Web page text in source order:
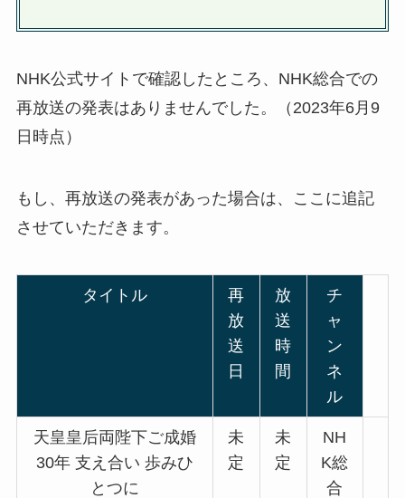
NHK公式サイトで確認したところ、NHK総合での
再放送の発表はありませんでした。（2023年6月9
日時点）
もし、再放送の発表があった場合は、ここに追記
させていただきます。
タイトル
再
放
送
日
放
送
時
間
チ
ャ
ン
ネ
ル
天皇皇后両陛下ご成婚
30年 支え合い 歩みひ
とつに
未
定
未
定
NH
K総
合